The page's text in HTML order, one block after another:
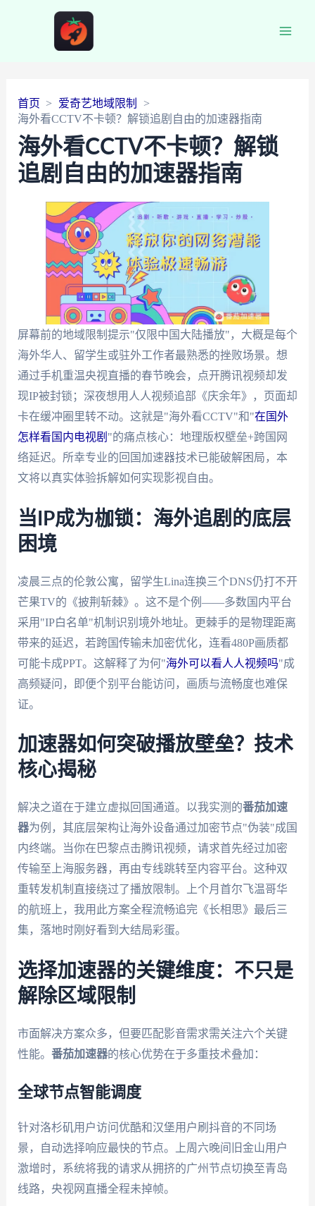
首页
爱奇艺地域限制
海外看CCTV不卡顿？解锁追剧自由的加速器指南
海外看CCTV不卡顿？解锁
追剧自由的加速器指南
屏幕前的地域限制提示"仅限中国大陆播放"，大概是每个
海外华人、留学生或驻外工作者最熟悉的挫败场景。想
通过手机重温央视直播的春节晚会，点开腾讯视频却发
现IP被封锁；深夜想用人人视频追部《庆余年》，页面却
卡在缓冲圈里转不动。这就是"海外看CCTV"和"在国外
怎样看国内电视剧 "的痛点核心：地理版权壁垒+跨国网
络延迟。所幸专业的回国加速器技术已能破解困局，本
文将以真实体验拆解如何实现影视自由。
当IP成为枷锁：海外追剧的底层
困境
凌晨三点的伦敦公寓，留学生Lina连换三个DNS仍打不开
芒果TV的《披荆斩棘》。这不是个例——多数国内平台
采用"IP白名单"机制识别境外地址。更棘手的是物理距离
带来的延迟，若跨国传输未加密优化，连看480P画质都
可能卡成PPT。这解释了为何"海外可以看人人视频吗"成
高频疑问，即便个别平台能访问，画质与流畅度也难保
证。
加速器如何突破播放壁垒？技术
核心揭秘
解决之道在于建立虚拟回国通道。以我实测的番茄加速
器为例，其底层架构让海外设备通过加密节点"伪装"成国
内终端。当你在巴黎点击腾讯视频，请求首先经过加密
传输至上海服务器，再由专线跳转至内容平台。这种双
重转发机制直接绕过了播放限制。上个月首尔飞温哥华
的航班上，我用此方案全程流畅追完《长相思》最后三
集，落地时刚好看到大结局彩蛋。
选择加速器的关键维度：不只是
解除区域限制
市面解决方案众多，但要匹配影音需求需关注六个关键
性能。 番茄加速器的核心优势在于多重技术叠加：
全球节点智能调度
针对洛杉矶用户访问优酷和汉堡用户刷抖音的不同场
景，自动选择响应最快的节点。上周六晚间旧金山用户
激增时，系统将我的请求从拥挤的广州节点切换至青岛
线路，央视网直播全程未掉帧。